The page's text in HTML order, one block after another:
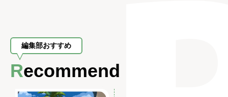
編集部おすすめ
Recommend